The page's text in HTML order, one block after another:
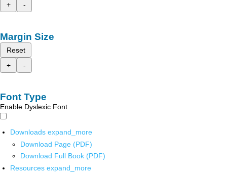
+
-
Margin Size
Reset
+
-
Font Type
Enable Dyslexic Font
Downloads expand_more
Download Page (PDF)
Download Full Book (PDF)
Resources expand_more